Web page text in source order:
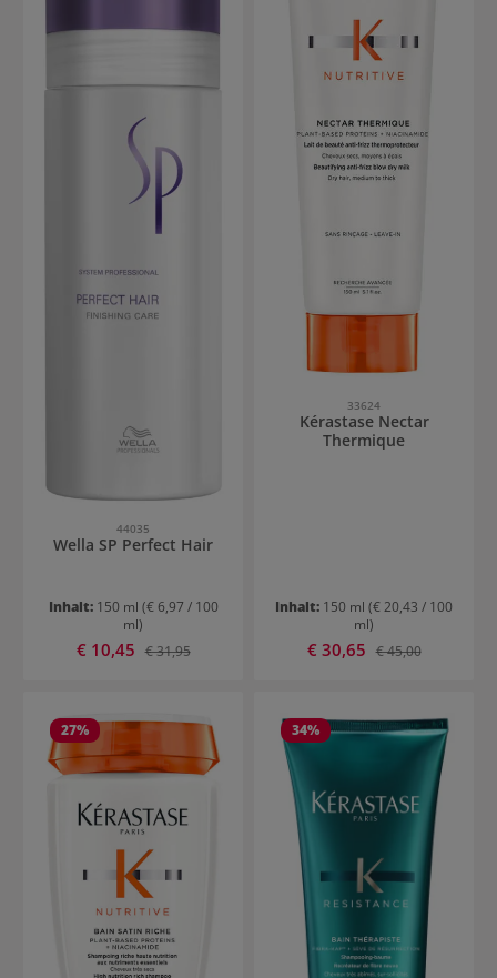
44035
Wella SP Perfect Hair
Inhalt: 150 ml (€ 6,97 / 100
ml)
Verkaufspreis:
€ 10,45 Regulärer Preis:
€ 31,95
33624
Kérastase Nectar
Thermique
Inhalt: 150 ml (€ 20,43 / 100
ml)
Verkaufspreis:
€ 30,65 Regulärer Preis:
€ 45,00
27% 34%